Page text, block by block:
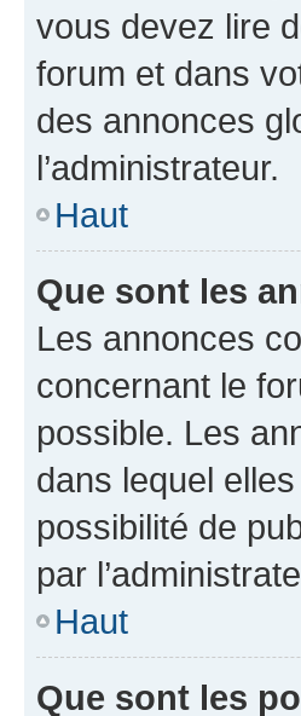
vous devez lire
forum et dans
des annonces
l’administrateur.
Haut
Que sont les
Les annonces
concernant le
possible. Les
dans lequel
possibilité de
par
Haut
Que sont les